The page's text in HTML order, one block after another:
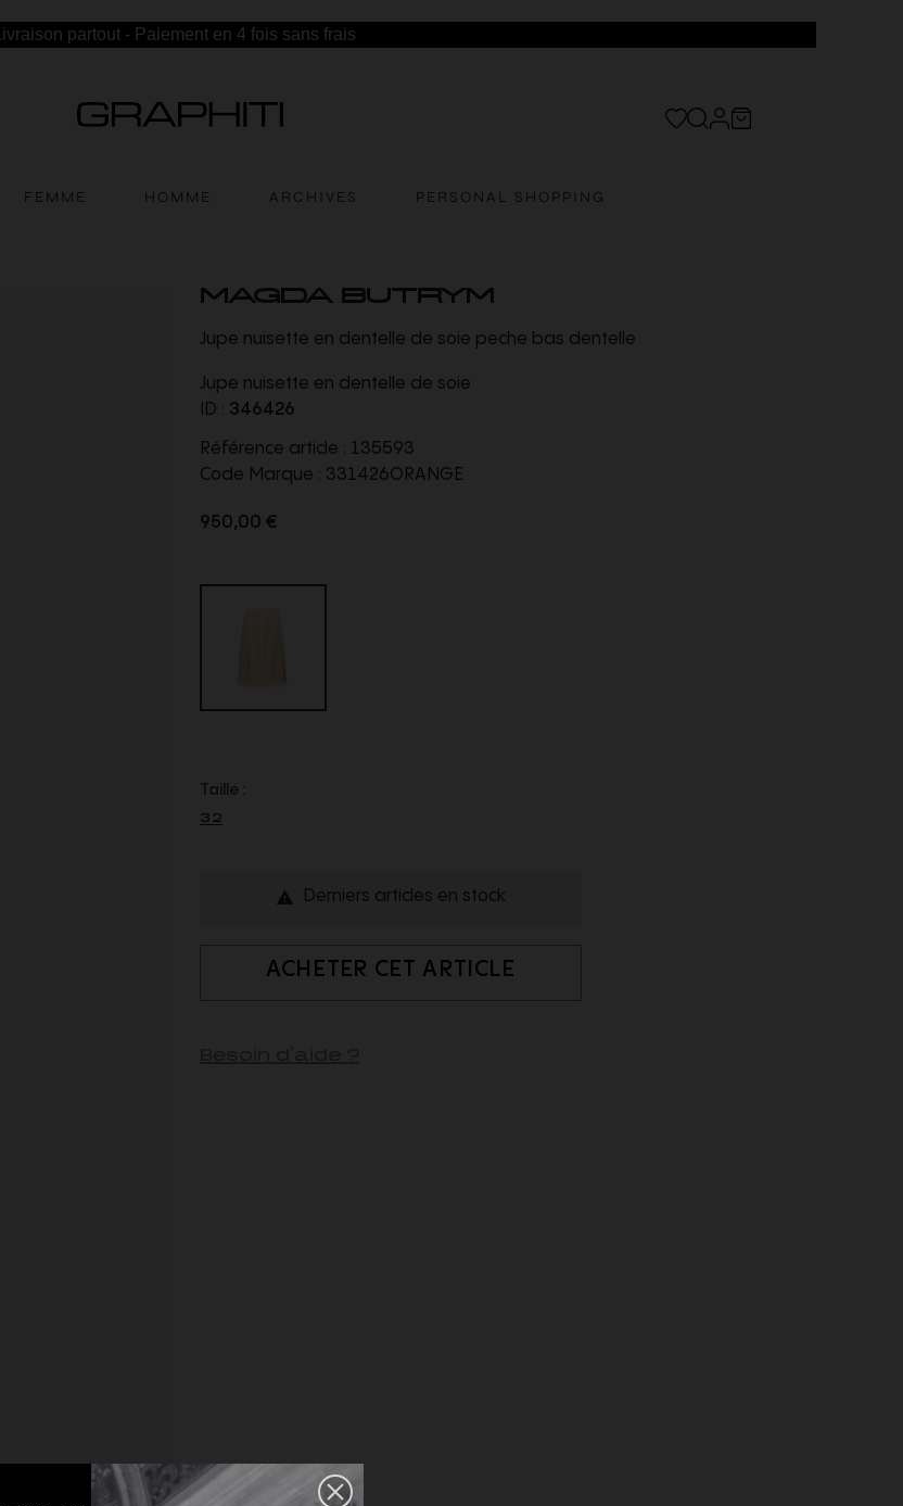
Livraison partout - Paiement en 4 fois sans frais
FEMME HOMME ARCHIVES PERSONAL SHOPPING
MAGDA BUTRYM
Jupe nuisette en dentelle de soie peche bas dentelle
Jupe nuisette en dentelle de soie
ID : 346426
Référence article : 135593
Code Marque : 331426ORANGE
950,00 €
Taille :
32
 Derniers articles en stock
ACHETER CET ARTICLE